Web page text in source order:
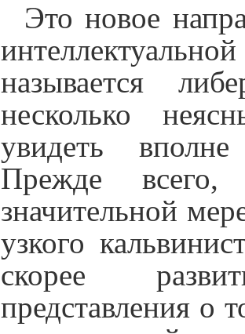
Это новое
называется
несколько
увидеть
Прежде
значительной
узкого
скорее
представления о